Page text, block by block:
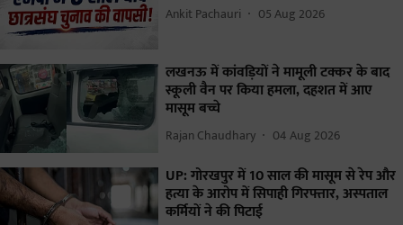
Ankit Pachauri 05 Aug 2026
लखनऊ में कांवड़ियों ने मामूली टक्कर के बाद
स्कूली वैन पर किया हमला, दहशत में आए
मासूम बच्चे
Rajan Chaudhary 04 Aug 2026
UP: गोरखपुर में 10 साल की मासूम से रेप और
हत्या के आरोप में सिपाही गिरफ्तार, अस्पताल
कर्मियों ने की पिटाई